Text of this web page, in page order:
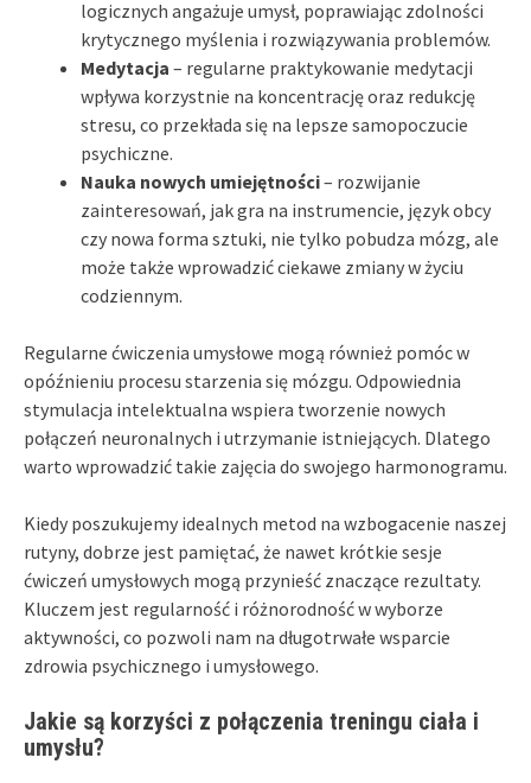
logicznych angażuje umysł, poprawiając zdolności
krytycznego myślenia i rozwiązywania problemów.
Medytacja – regularne praktykowanie medytacji
wpływa korzystnie na koncentrację oraz redukcję
stresu, co przekłada się na lepsze samopoczucie
psychiczne.
Nauka nowych umiejętności– rozwijanie
zainteresowań, jak gra na instrumencie, język obcy
czy nowa forma sztuki, nie tylko pobudza mózg, ale
może także wprowadzić ciekawe zmiany w życiu
codziennym.
Regularne ćwiczenia umysłowe mogą również pomóc w
opóźnieniu procesu starzenia się mózgu. Odpowiednia
stymulacja intelektualna wspiera tworzenie nowych
połączeń neuronalnych i utrzymanie istniejących. Dlatego
warto wprowadzić takie zajęcia do swojego harmonogramu.
Kiedy poszukujemy idealnych metod na wzbogacenie naszej
rutyny, dobrze jest pamiętać, że nawet krótkie sesje
ćwiczeń umysłowych mogą przynieść znaczące rezultaty.
Kluczem jest regularność i różnorodność w wyborze
aktywności, co pozwoli nam na długotrwałe wsparcie
zdrowia psychicznego i umysłowego.
Jakie są korzyści z połączenia treningu ciała i
umysłu?